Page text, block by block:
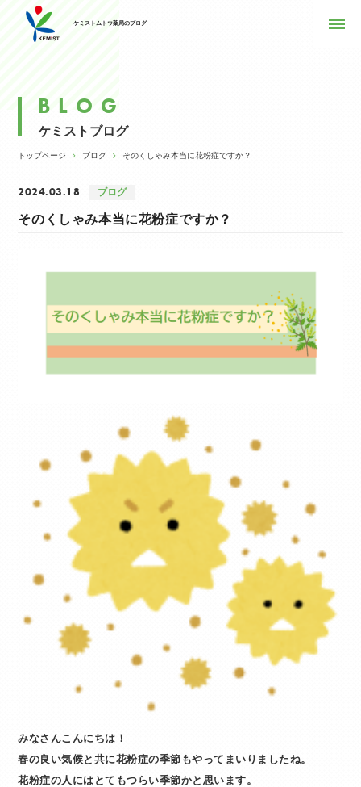
ケミストムトウ薬局のブログ
BLOG
ケミストブログ
トップページ ブログ そのくしゃみ本当に花粉症ですか？
2024.03.18 ブログ
そのくしゃみ本当に花粉症ですか？
みなさんこんにちは！
春の良い気候と共に花粉症の季節もやってまいりましたね。
花粉症の人にはとてもつらい季節かと思います。